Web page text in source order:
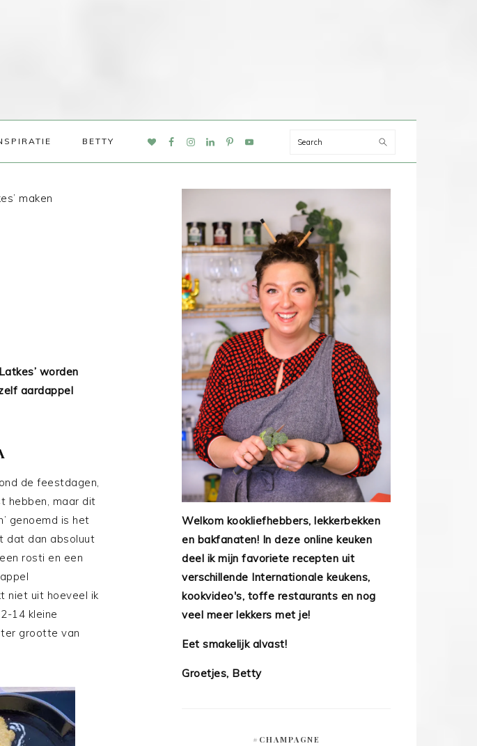
BETTY
NAV
Search
maken
worden
aardappel
de feestdagen,
hebben, maar dit
genoemd is het
dat dan absoluut
rosti en een
niet uit hoeveel ik
14 kleine
ter grootte van
Welkom kookliefhebbers, lekkerbekken
en bakfanaten! In deze online keuken
deel ik mijn favoriete recepten uit
verschillende Internationale keukens,
kookvideo's, toffe restaurants en nog
veel meer lekkers met je!
Eet smakelijk alvast!
Groetjes, Betty
#CHAMPAGNE